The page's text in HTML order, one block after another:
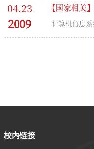
04.23
2009
【国家相关】
校内链接